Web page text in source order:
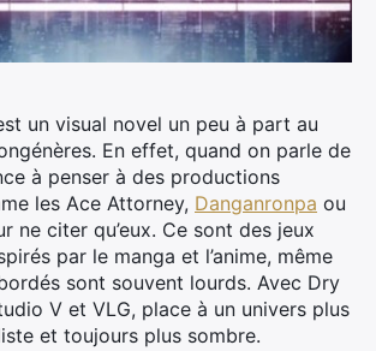
un visual novel un peu à part au
En effet, quand on parle de
à penser à des productions
les Ace Attorney, Danganronpa ou
ne citer qu’eux. Ce sont des jeux
par le manga et l’anime, même
sont souvent lourds. Avec Dry
V et VLG, place à un univers plus
et toujours plus sombre.